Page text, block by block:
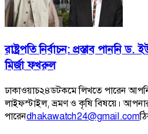
রাষ্ট্রপতি নির্বাচন: প্রস্তাব পাননি ড.
মির্জা ফখরুল
ঢাকাওয়াচ২৪ডটকমে লিখতে পারেন
লাইফস্টাইল, ভ্রমণ ও কৃষি বিষয়ে।
পারেনdhakawatch24@gmail.com